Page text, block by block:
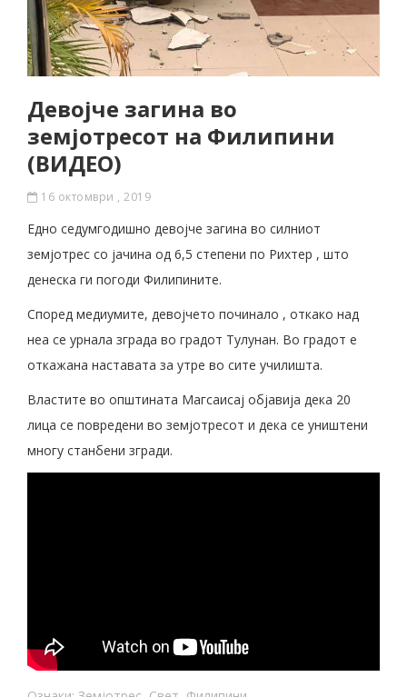
Девојче загина во
земјотресот на Филипини
(ВИДЕО)
16 октомври , 2019
Eднo седумгодишно девојче загина во силниот
земјотрес со јачина од 6,5 степени по Рихтер , што
денеска ги погоди Филипините.
Според медиумите, девојчето починало , откако над
неа се урнала зграда во градот Тулунан. Во градот е
откажана наставата за утре во сите училишта.
Властите во општината Магсаисај објавија дека 20
лица се повредени во земјотресот и дека се уништени
многу станбени згради.